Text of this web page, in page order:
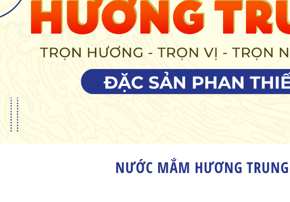
NƯỚC MẮM HƯƠNG